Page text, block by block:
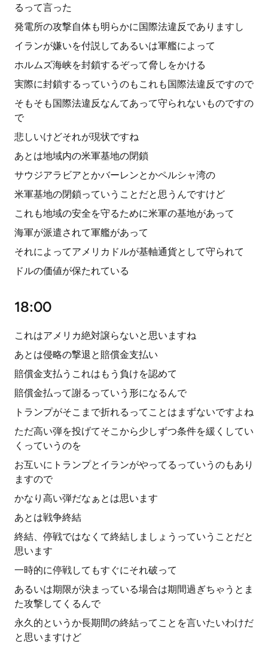
るって言った
発電所の攻撃自体も明らかに国際法違反でありますし
イランが嫌いを付説してあるいは軍艦によって
ホルムズ海峡を封鎖するぞって脅しをかける
実際に封鎖するっていうのもこれも国際法違反ですので
そもそも国際法違反なんてあって守られないものですの
で
悲しいけどそれが現状ですね
あとは地域内の米軍基地の閉鎖
サウジアラビアとかバーレンとかペルシャ湾の
米軍基地の閉鎖っていうことだと思うんですけど
これも地域の安全を守るために米軍の基地があって
海軍が派遣されて軍艦があって
それによってアメリカドルが基軸通貨として守られて
ドルの価値が保たれている
18:00
これはアメリカ絶対譲らないと思いますね
あとは侵略の撃退と賠償金支払い
賠償金支払うこれはもう負けを認めて
賠償金払って謝るっていう形になるんで
トランプがそこまで折れるってことはまずないですよね
ただ高い弾を投げてそこから少しずつ条件を緩くしてい
くっていうのを
お互いにトランプとイランがやってるっていうのもあり
ますので
かなり高い弾だなぁとは思います
あとは戦争終結
終結、停戦ではなくて終結しましょうっていうことだと
思います
一時的に停戦してもすぐにそれ破って
あるいは期限が決まっている場合は期間過ぎちゃうとま
た攻撃してくるんで
永久的というか長期間の終結ってことを言いたいわけだ
と思いますけど